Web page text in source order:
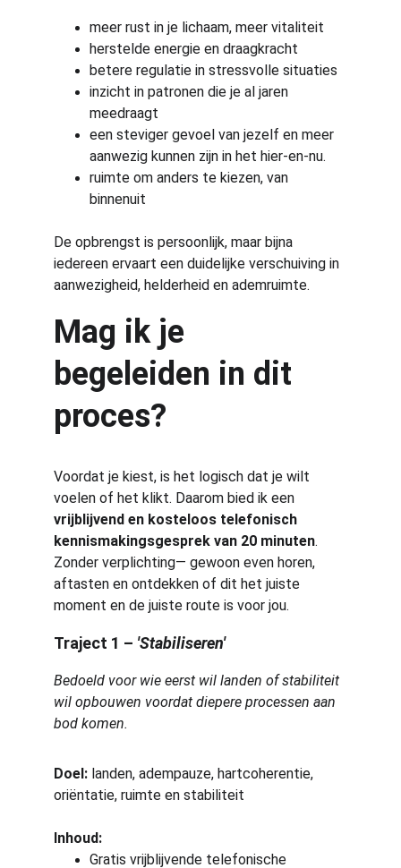
meer rust in je lichaam, meer vitaliteit
herstelde energie en draagkracht
betere regulatie in stressvolle situaties
inzicht in patronen die je al jaren
meedraagt
een steviger gevoel van jezelf en meer
aanwezig kunnen zijn in het hier-en-nu.
ruimte om anders te kiezen, van
binnenuit
De opbrengst is persoonlijk, maar bijna
iedereen ervaart een duidelijke verschuiving in
aanwezigheid, helderheid en ademruimte.
Mag ik je
begeleiden in dit
proces?
Voordat je kiest, is het logisch dat je wilt
voelen of het klikt. Daarom bied ik een
vrijblijvend en kosteloos telefonisch
kennismakingsgesprek van 20 minuten.
Zonder verplichting— gewoon even horen,
aftasten en ontdekken of dit het juiste
moment en de juiste route is voor jou.
Traject 1 – 'Stabiliseren'
Bedoeld voor wie eerst wil landen of stabiliteit
wil opbouwen voordat diepere processen aan
bod komen.
Doel: landen, adempauze, hartcoherentie,
oriëntatie, ruimte en stabiliteit
Inhoud:
Gratis vrijblijvende telefonische